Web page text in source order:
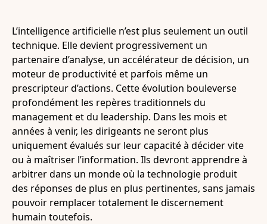
L’intelligence artificielle n’est plus seulement un outil
technique. Elle devient progressivement un
partenaire d’analyse, un accélérateur de décision, un
moteur de productivité et parfois même un
prescripteur d’actions. Cette évolution bouleverse
profondément les repères traditionnels du
management et du leadership. Dans les mois et
années à venir, les dirigeants ne seront plus
uniquement évalués sur leur capacité à décider vite
ou à maîtriser l’information. Ils devront apprendre à
arbitrer dans un monde où la technologie produit
des réponses de plus en plus pertinentes, sans jamais
pouvoir remplacer totalement le discernement
humain toutefois.